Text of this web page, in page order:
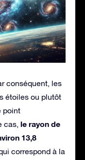
conséquent, les
étoiles ou plutôt
point
cas, le rayon de
13,8
correspond à la